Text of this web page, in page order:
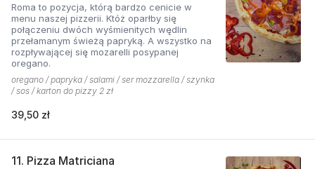
Roma to pozycja, którą bardzo cenicie w
menu naszej pizzerii. Któż oparłby się
połączeniu dwóch wyśmienitych wędlin
przełamanym świeżą papryką. A wszystko na
rozpływającej się mozarelli posypanej
oregano.
oregano / papryka / salami / ser mozzarella / szynka
/ sos / karton do pizzy 2 zł
39,50 zł
11. Pizza Matriciana